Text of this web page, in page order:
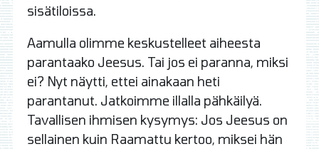
sisätiloissa.
Aamulla olimme keskustelleet aiheesta
parantaako Jeesus. Tai jos ei paranna, miksi
ei? Nyt näytti, ettei ainakaan heti
parantanut. Jatkoimme illalla pähkäilyä.
Tavallisen ihmisen kysymys: Jos Jeesus on
sellainen kuin Raamattu kertoo, miksei hän